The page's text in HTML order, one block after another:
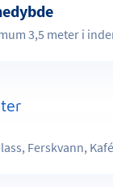
3,5 meter i
Ferskvann,